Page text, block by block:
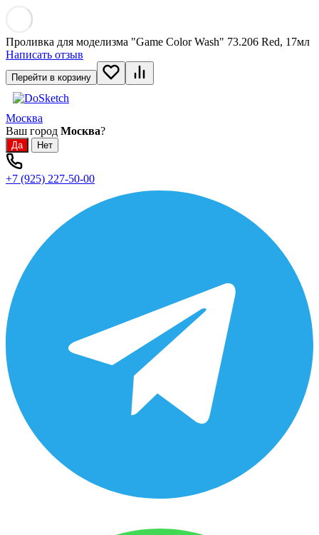
Проливка для моделизма "Game Color Wash" 73.206 Red, 17мл
Написать отзыв
Перейти в корзину
Москва
Ваш город Москва?
+7 (925) 227-50-00